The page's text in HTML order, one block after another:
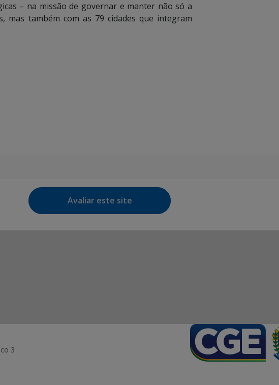
– na missão de governar e manter não só a
mas também com as 79 cidades que integram
Avaliar este site
3